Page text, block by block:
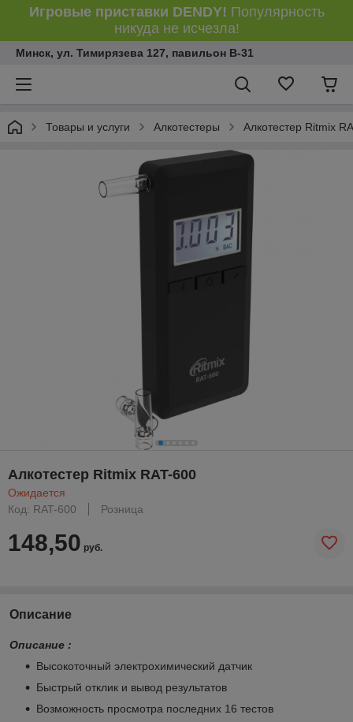
Игровые приставки DENDY! Популярность
никуда не исчезла!
Минск, ул. Тимирязева 127, павильон В-31
Товары и услуги Алкотестеры Алкотестер Ritmix
Алкотестер Ritmix RAT-600
Ожидается
Код: RAT-600
Розница
148,50 руб.
Описание
Описание :
Высокоточный электрохимический датчик
Быстрый отклик и вывод результатов
Возможность просмотра последних 16 тестов